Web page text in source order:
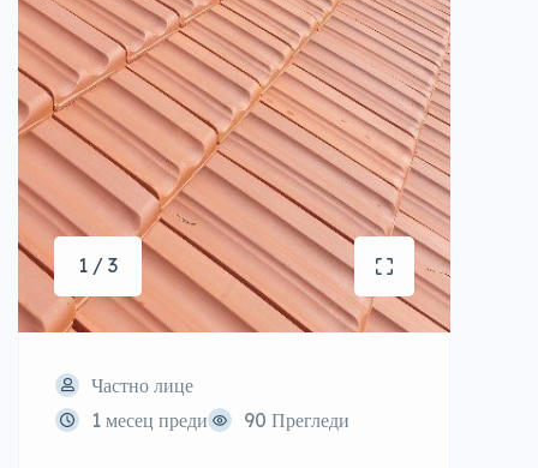
1 / 3
Частно лице
1 месец преди
90 Прегледи